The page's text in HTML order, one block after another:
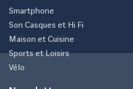
Smartphone
Son Casques et Hi Fi
Maison et Cuisine
Sports et Loisirs
Vélo